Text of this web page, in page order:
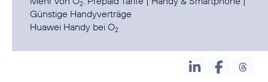
2
Günstige Handyverträge
Huawei Handy bei O2